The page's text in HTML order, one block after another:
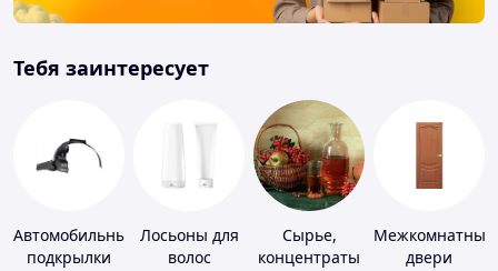
Тебя заинтересует
Автомобильные
подкрылки
Лосьоны для
волос
Сырье,
концентраты
Межкомнатные
двери